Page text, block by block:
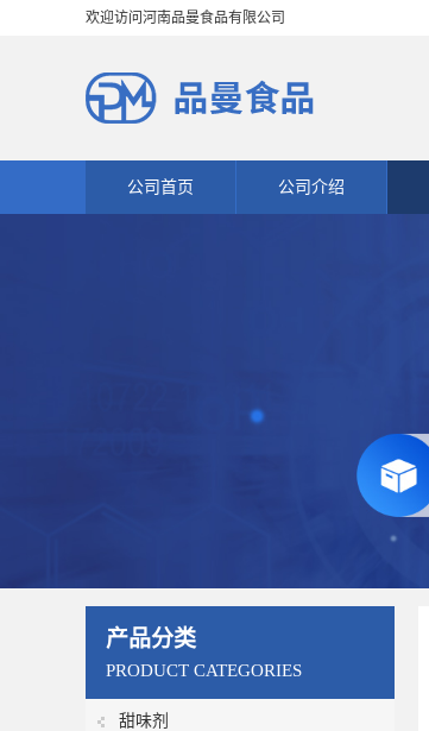
欢迎访问河南品曼食品有限公司
公司首页 公司介绍
产品分类
PRODUCT CATEGORIES
甜味剂